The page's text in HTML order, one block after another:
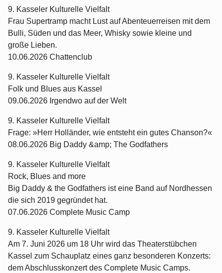
9. Kasseler Kulturelle Vielfalt
Frau Supertramp macht Lust auf Abenteuerreisen mit dem
Bulli, Süden und das Meer, Whisky sowie kleine und
große Lieben.
10.06.2026 Chattenclub
9. Kasseler Kulturelle Vielfalt
Folk und Blues aus Kassel
09.06.2026 Irgendwo auf der Welt
9. Kasseler Kulturelle Vielfalt
Frage: »Herr Holländer, wie entsteht ein gutes Chanson?«
08.06.2026 Big Daddy &amp; The Godfathers
9. Kasseler Kulturelle Vielfalt
Rock, Blues and more
Big Daddy & the Godfathers ist eine Band auf Nordhessen
die sich 2019 gegründet hat.
07.06.2026 Complete Music Camp
9. Kasseler Kulturelle Vielfalt
Am 7. Juni 2026 um 18 Uhr wird das Theaterstübchen
Kassel zum Schauplatz eines ganz besonderen Konzerts:
dem Abschlusskonzert des Complete Music Camps.